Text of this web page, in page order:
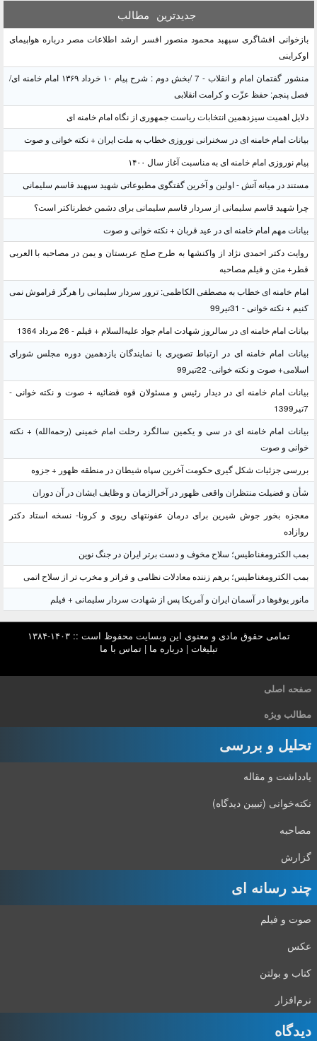
جدیدترین مطالب
بازخوانی افشاگری سپهبد محمود منصور افسر ارشد اطلاعات مصر درباره هواپیمای
اوکراینی
منشور گفتمان امام و انقلاب - 7 /بخش دوم : شرح پیام ۱۰ خرداد ۱۳۶۹ امام خامنه ای/
فصل پنجم: حفظ عزّت و کرامت انقلابی
دلایل اهمیت سیزدهمین انتخابات ریاست جمهوری از نگاه امام خامنه ای
بیانات امام خامنه ای در سخنرانی نوروزی خطاب به ملت ایران + نکته خوانی و صوت
پیام نوروزی امام خامنه ای به مناسبت آغاز سال ۱۴۰۰
مستند در میانه آتش - اولین و آخرین گفتگوی مطبوعاتی شهید سپهبد قاسم سلیمانی
چرا شهید قاسم سلیمانی از سردار قاسم سلیمانی برای دشمن خطرناکتر است؟
بیانات مهم امام خامنه ای در عید قربان + نکته خوانی و صوت
روایت دکتر احمدی نژاد از واکنشها به طرح صلح عربستان و یمن در مصاحبه با العربی
قطر+ متن و فیلم مصاحبه
امام خامنه ای خطاب به مصطفی الکاظمی: ترور سردار سلیمانی را هرگز فراموش نمی
کنیم + نکته خوانی - 31تیر99
بیانات امام خامنه ای در سالروز شهادت امام جواد علیه‌السلام + فیلم - 26 مرداد 1364
بیانات امام خامنه ای در ارتباط تصویری با نمایندگان یازدهمین دوره مجلس شورای
اسلامی+ صوت و نکته خوانی- 22تیر99
بیانات امام خامنه ای در دیدار رئیس و مسئولان قوه قضائیه + صوت و نکته خوانی -
7تیر1399
بیانات امام خامنه ای در سی و یکمین سالگرد رحلت امام خمینی (رحمه‌الله) + نکته
خوانی و صوت
بررسی جزئیات شکل گیری حکومت آخرین سپاه شیطان در منطقه ظهور + جزوه
شأن و فضیلت منتظران واقعی ظهور در آخرالزمان و وظایف ایشان در آن دوران
معجزه بخور جوش شیرین برای درمان عفونتهای ریوی و کرونا- نسخه استاد دکتر
روازاده
بمب الکترومغناطیس؛ سلاح مخوف و دست برتر ایران در جنگ نوین
بمب الکترومغناطیس؛ برهم زننده معادلات نظامی و فراتر و مخرب تر از سلاح اتمی
مانور یوفوها در آسمان ایران و آمریکا پس از شهادت سردار سلیمانی + فیلم
تمامی حقوق مادی و معنوی این وبسایت محفوظ است :: ۱۴۰۳-۱۳۸۴
تبلیغات | درباره ما |تماس با ما
صفحه اصلی
مطالب ویژه
تحلیل و بررسی
یادداشت و مقاله
نکته‌خوانی (تبیین دیدگاه)
مصاحبه
گزارش
چند رسانه ای
صوت و فیلم
عکس
کتاب و بولتن
نرم‌افزار
دیدگاه‌